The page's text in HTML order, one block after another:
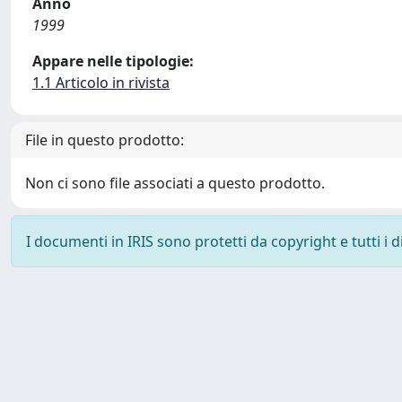
1999
Appare nelle tipologie:
1.1 Articolo in rivista
File in questo prodotto:
Non ci sono file associati a questo prodotto.
I documenti in IRIS sono protetti da copyright e tutti i